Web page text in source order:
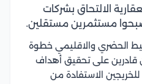
الالتحاق بشركات
يصبحوا مستثمرين مستقلين.
الحضري والاقليمي خطوة
على تحقيق أهداف
إذ يمكن للخريجين الاستفادة من